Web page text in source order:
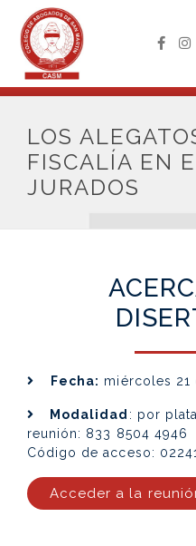
LOS
FISCALÍA EN
JURADOS
Fecha: miércoles 21
Modalidad : por
reunión: 833 8504 4946
Código de acceso:
Acceder a la